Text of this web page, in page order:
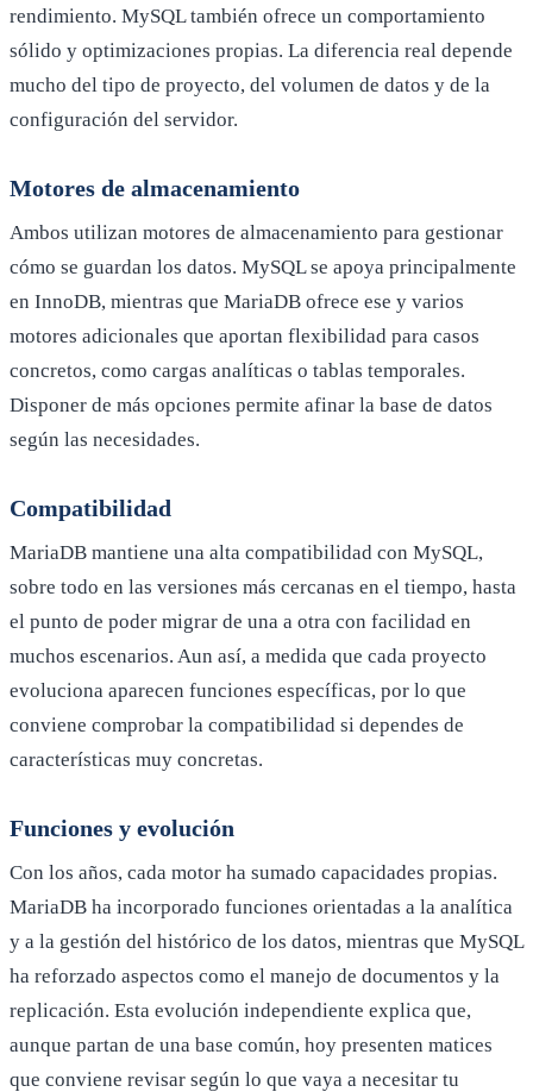
rendimiento. MySQL también ofrece un comportamiento
sólido y optimizaciones propias. La diferencia real depende
mucho del tipo de proyecto, del volumen de datos y de la
configuración del servidor.
Motores de almacenamiento
Ambos utilizan motores de almacenamiento para gestionar
cómo se guardan los datos. MySQL se apoya principalmente
en InnoDB, mientras que MariaDB ofrece ese y varios
motores adicionales que aportan flexibilidad para casos
concretos, como cargas analíticas o tablas temporales.
Disponer de más opciones permite afinar la base de datos
según las necesidades.
Compatibilidad
MariaDB mantiene una alta compatibilidad con MySQL,
sobre todo en las versiones más cercanas en el tiempo, hasta
el punto de poder migrar de una a otra con facilidad en
muchos escenarios. Aun así, a medida que cada proyecto
evoluciona aparecen funciones específicas, por lo que
conviene comprobar la compatibilidad si dependes de
características muy concretas.
Funciones y evolución
Con los años, cada motor ha sumado capacidades propias.
MariaDB ha incorporado funciones orientadas a la analítica
y a la gestión del histórico de los datos, mientras que MySQL
ha reforzado aspectos como el manejo de documentos y la
replicación. Esta evolución independiente explica que,
aunque partan de una base común, hoy presenten matices
que conviene revisar según lo que vaya a necesitar tu